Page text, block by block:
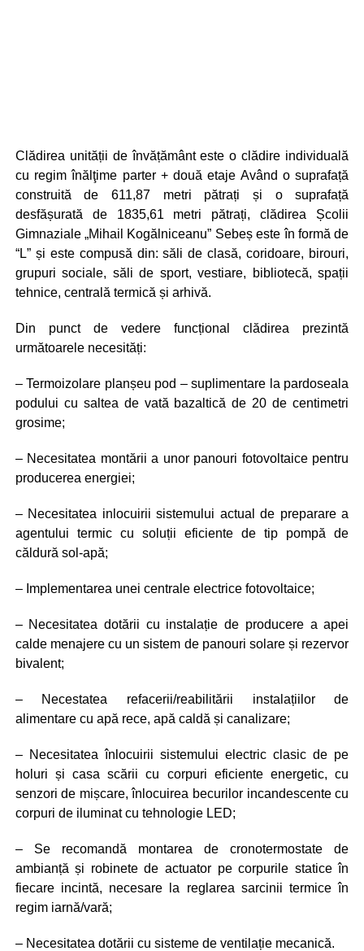
Clădirea unității de învățământ este o clădire individuală
cu regim înălţime parter + două etaje Având o suprafață
construită de 611,87 metri pătrați și o suprafață
desfășurată de 1835,61 metri pătrați, clădirea Școlii
Gimnaziale „Mihail Kogălniceanu” Sebeș este în formă de
“L” și este compusă din: săli de clasă, coridoare, birouri,
grupuri sociale, săli de sport, vestiare, bibliotecă, spații
tehnice, centrală termică și arhivă.
Din punct de vedere funcțional clădirea prezintă
următoarele necesități:
– Termoizolare planșeu pod – suplimentare la pardoseala
podului cu saltea de vată bazaltică de 20 de centimetri
grosime;
– Necesitatea montării a unor panouri fotovoltaice pentru
producerea energiei;
– Necesitatea inlocuirii sistemului actual de preparare a
agentului termic cu soluții eficiente de tip pompă de
căldură sol-apă;
– Implementarea unei centrale electrice fotovoltaice;
– Necesitatea dotării cu instalație de producere a apei
calde menajere cu un sistem de panouri solare și rezervor
bivalent;
– Necestatea refacerii/reabilitării instalațiilor de
alimentare cu apă rece, apă caldă și canalizare;
– Necesitatea înlocuirii sistemului electric clasic de pe
holuri și casa scării cu corpuri eficiente energetic, cu
senzori de mișcare, înlocuirea becurilor incandescente cu
corpuri de iluminat cu tehnologie LED;
– Se recomandă montarea de cronotermostate de
ambianță și robinete de actuator pe corpurile statice în
fiecare incintă, necesare la reglarea sarcinii termice în
regim iarnă/vară;
– Necesitatea dotării cu sisteme de ventilație mecanică.